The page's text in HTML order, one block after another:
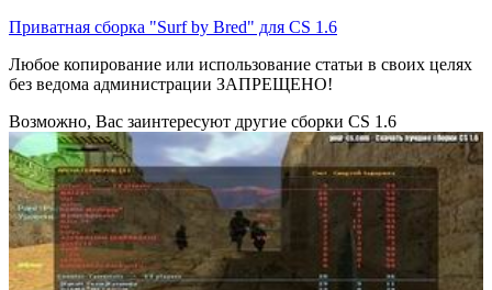
Приватная сборка "Surf by Bred" для CS 1.6
Любое копирование или использование статьи в своих целях
без ведома администрации ЗАПРЕЩЕНО!
Возможно, Вас заинтересуют другие сборки CS 1.6